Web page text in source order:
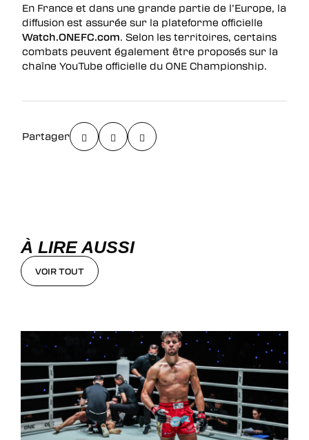
En France et dans une grande partie de l’Europe, la
diffusion est assurée sur la plateforme officielle
Watch.ONEFC.com. Selon les territoires, certains
combats peuvent également être proposés sur la
chaîne YouTube officielle du ONE Championship.
Partager
À LIRE AUSSI
VOIR TOUT